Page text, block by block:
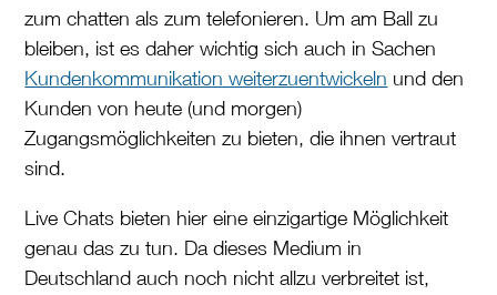
zum chatten als zum telefonieren. Um am Ball zu
bleiben, ist es daher wichtig sich auch in Sachen
Kundenkommunikation weiterzuentwickeln und den
Kunden von heute (und morgen)
Zugangsmöglichkeiten zu bieten, die ihnen vertraut
sind.
Live Chats bieten hier eine einzigartige Möglichkeit
genau das zu tun. Da dieses Medium in
Deutschland auch noch nicht allzu verbreitet ist,